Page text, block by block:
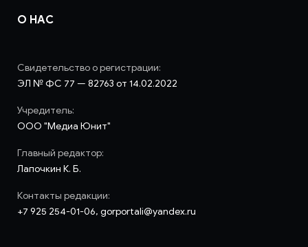
О НАС
Свидетельство о регистрации:
ЭЛ № ФС 77 — 82763 от 14.02.2022
Учредитель:
ООО "Медиа Юнит"
Главный редактор:
Лапочкин К. Б.
Контакты редакции:
+7 925 254-01-06, gorportali@yandex.ru